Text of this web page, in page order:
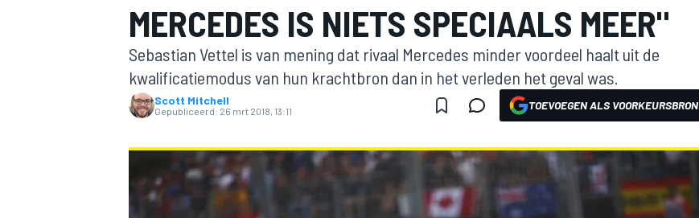
MOTOGP
MERCEDES IS NIETS SPECIAALS MEER"
Sebastian Vettel is van mening dat rivaal Mercedes minder voordeel haalt uit de
kwalificatiemodus van hun krachtbron dan in het verleden het geval was.
Scott Mitchell
Gepubliceerd: 26 mrt 2018, 13:11 TOEVOEGEN ALS VOORKEURSBRON